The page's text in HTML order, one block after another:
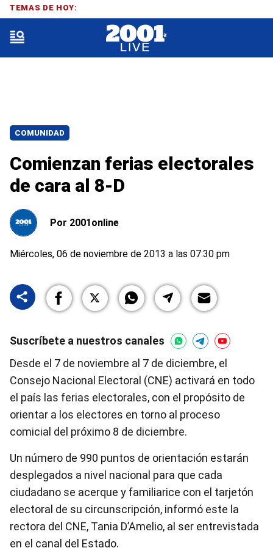
COMUNIDAD
Comienzan ferias electorales
de cara al 8-D
Por 2001online
Miércoles, 06 de noviembre de 2013 a las 07:30 pm
Suscríbete a nuestros canales
Desde el 7 de noviembre al 7 de diciembre, el
Consejo Nacional Electoral (CNE) activará en todo
el país las ferias electorales, con el propósito de
orientar a los electores en torno al proceso
comicial del próximo 8 de diciembre.
Un número de 990 puntos de orientación estarán
desplegados a nivel nacional para que cada
ciudadano se acerque y familiarice con el tarjetón
electoral de su circunscripción, informó este la
rectora del CNE, Tania D’Amelio, al ser entrevistada
en el canal del Estado.
TEMAS DE HOY: